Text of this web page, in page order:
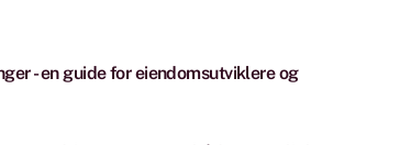
- en guide for eiendomsutviklere og